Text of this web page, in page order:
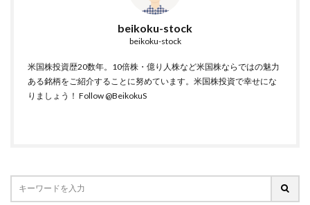
beikoku-stock
beikoku-stock
米国株投資歴20数年。10倍株・億り人株など米国株ならではの魅力
ある銘柄をご紹介することに努めています。米国株投資で幸せにな
りましょう！ Follow @BeikokuS